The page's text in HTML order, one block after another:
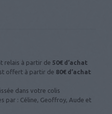
relais à partir de 50€ d’achat
offert à partir de 80€ d’achat
dans votre colis
par : Céline, Geoffroy, Aude et